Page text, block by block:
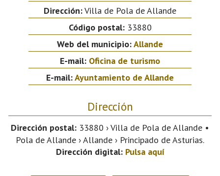
Dirección:Villa de Pola de Allande
Código postal:33880
Web del municipio:Allande
E-mail: Oficina de turismo
E-mail:Ayuntamiento de Allande
Dirección
Dirección postal: 33880 › Villa de Pola de Allande •
Pola de Allande › Allande › Principado de Asturias.
Dirección digital: Pulsa aquí